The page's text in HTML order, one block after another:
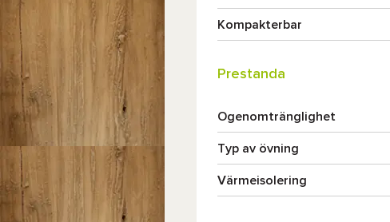
Kompakterbar
Prestanda
Ogenomtränglighet
Typ av övning
Värmeisolering